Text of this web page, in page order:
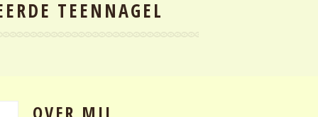
TEENNAGEL